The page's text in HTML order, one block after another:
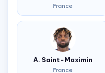
France
A. Saint-Maximin
France